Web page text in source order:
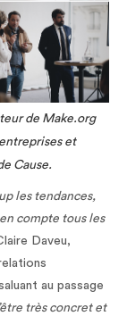
de Make.org
et
Cause.
les tendances,
compte tous les
Daveu,
au passage
très concret et